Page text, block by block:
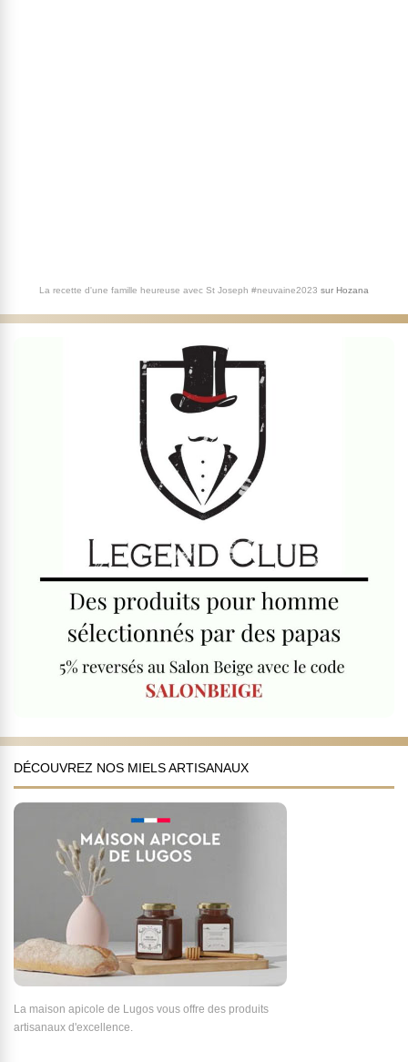
La recette d'une famille heureuse avec St Joseph #neuvaine2023 sur Hozana
DÉCOUVREZ NOS MIELS ARTISANAUX
La maison apicole de Lugos vous offre des produits
artisanaux d'excellence.